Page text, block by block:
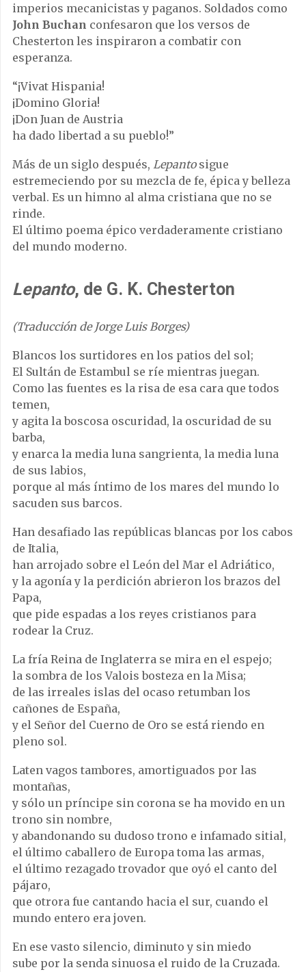
imperios mecanicistas y paganos. Soldados como
John Buchan confesaron que los versos de
Chesterton les inspiraron a combatir con
esperanza.
“¡Vivat Hispania!
¡Domino Gloria!
¡Don Juan de Austria
ha dado libertad a su pueblo!”
Más de un siglo después, Lepantosigue
estremeciendo por su mezcla de fe, épica y belleza
verbal. Es un himno al alma cristiana que no se
rinde.
El último poema épico verdaderamente cristiano
del mundo moderno.
Lepanto, de G. K. Chesterton
(Traducción de Jorge Luis Borges)
Blancos los surtidores en los patios del sol;
El Sultán de Estambul se ríe mientras juegan.
Como las fuentes es la risa de esa cara que todos
temen,
y agita la boscosa oscuridad, la oscuridad de su
barba,
y enarca la media luna sangrienta, la media luna
de sus labios,
porque al más íntimo de los mares del mundo lo
sacuden sus barcos.
Han desafiado las repúblicas blancas por los cabos
de Italia,
han arrojado sobre el León del Mar el Adriático,
y la agonía y la perdición abrieron los brazos del
Papa,
que pide espadas a los reyes cristianos para
rodear la Cruz.
La fría Reina de Inglaterra se mira en el espejo;
la sombra de los Valois bosteza en la Misa;
de las irreales islas del ocaso retumban los
cañones de España,
y el Señor del Cuerno de Oro se está riendo en
pleno sol.
Laten vagos tambores, amortiguados por las
montañas,
y sólo un príncipe sin corona se ha movido en un
trono sin nombre,
y abandonando su dudoso trono e infamado sitial,
el último caballero de Europa toma las armas,
el último rezagado trovador que oyó el canto del
pájaro,
que otrora fue cantando hacia el sur, cuando el
mundo entero era joven.
En ese vasto silencio, diminuto y sin miedo
sube por la senda sinuosa el ruido de la Cruzada.